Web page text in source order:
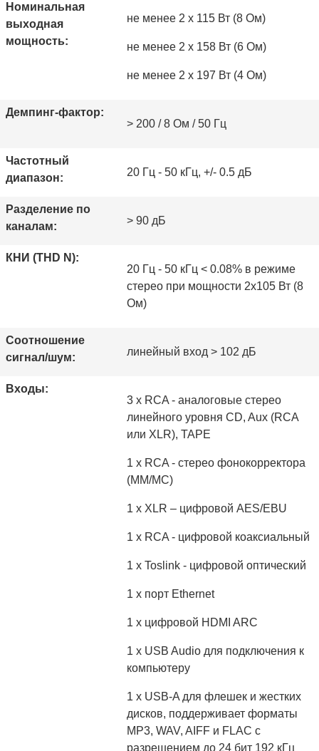
Номинальная
выходная
мощность:
не менее 2 x 115 Вт (8 Ом)
не менее 2 х 158 Вт (6 Ом)
не менее 2 х 197 Вт (4 Ом)
Демпинг-фактор:
> 200 / 8 Ом / 50 Гц
Частотный
диапазон:
20 Гц - 50 кГц, +/- 0.5 дБ
Разделение по
каналам:
> 90 дБ
КНИ (THD N):
20 Гц - 50 кГц < 0.08% в режиме
стерео при мощности 2х105 Вт (8
Ом)
Соотношение
сигнал/шум:
линейный вход > 102 дБ
Входы:
3 х RCA - аналоговые стерео
линейного уровня CD, Aux (RCA
или XLR), TAPE
1 х RCA - стерео фонокорректора
(MM/MC)
1 х XLR – цифровой AES/EBU
1 х RCA - цифровой коаксиальный
1 х Toslink - цифровой оптический
1 х порт Ethernet
1 х цифровой HDMI ARC
1 х USB Audio для подключения к
компьютеру
1 х USB-A для флешек и жестких
дисков, поддерживает форматы
MP3, WAV, AIFF и FLAC с
разрешением до 24 бит 192 кГц